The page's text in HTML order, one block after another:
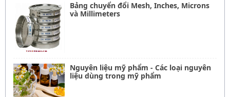
Bảng chuyển đổi Mesh, Inches, Microns
và Millimeters
Nguyên liệu mỹ phẩm - Các loại nguyên
liệu dùng trong mỹ phẩm